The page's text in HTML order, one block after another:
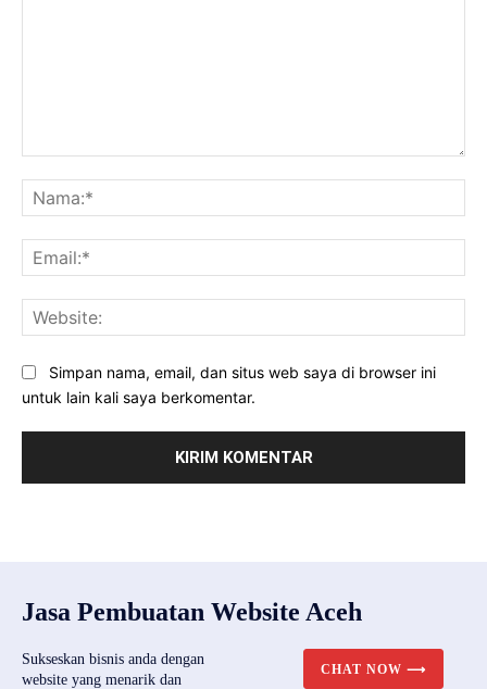
Simpan nama, email, dan situs web saya di browser ini
untuk lain kali saya berkomentar.
Jasa Pembuatan Website Aceh
Sukseskan bisnis anda dengan
website yang menarik dan
CHAT NOW ⟶